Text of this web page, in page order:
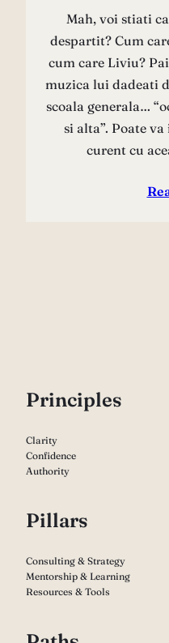
Mah, voi stiati
despartit? Cum
cum care Liviu?
muzica lui dadeati
scoala generala…
si alta”. Poate
curent cu
Principles
Clarity
Confidence
Authority
Pillars
Consulting & Strategy
Mentorship & Learning
Resources & Tools